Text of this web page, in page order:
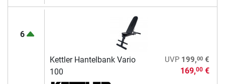
6
Kettler Hantelbank Vario
100
UVP 199,00€
169,00€